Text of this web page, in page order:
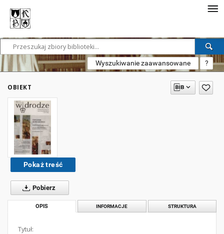
Wyszukiwanie zaawansowane ?
OBIEKT
Pokaż treść
Pobierz
OPIS INFORMACJE STRUKTURA
Tytuł: